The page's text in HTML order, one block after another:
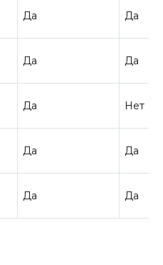
Да Да
Да Да
Да Нет
Да Да
Да Да